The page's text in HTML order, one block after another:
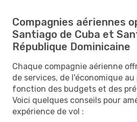
Compagnies aériennes
Santiago de Cuba et
République Dominicaine
Chaque compagnie aérienne
de services, de l'économique au
fonction des budgets et des
Voici quelques conseils pour
expérience de vol :